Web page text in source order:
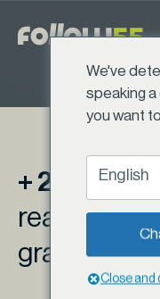
para
+ 250
realizadas
grandes
We've
speaking a
you want
English
Close and